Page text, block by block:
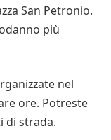
San Petronio.
più
nel
ore. Potreste
di strada.